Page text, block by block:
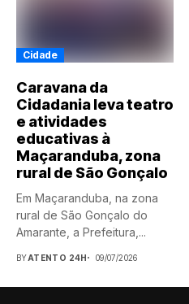
Cidade
Caravana da
Cidadania leva teatro
e atividades
educativas à
Maçaranduba, zona
rural de São Gonçalo
Em Maçaranduba, na zona
rural de São Gonçalo do
Amarante, a Prefeitura,...
BYATENTO 24H 09/07/2026